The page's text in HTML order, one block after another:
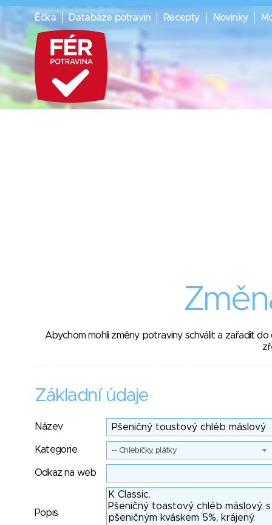
Éčka Databáze potravin Recepty Novinky
Abychom mohli změny potraviny schválit a zařadit
Základní údaje
Název
Kategorie -- Chlebíčky, plátky
Odkaz na web
Popis